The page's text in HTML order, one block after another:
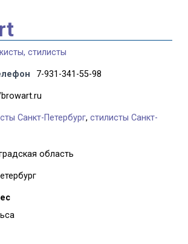
стилисты
7-931-341-55-98
Санкт-Петербург,стилисты Санкт-
область